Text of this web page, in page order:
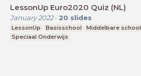
LessonUp Euro2020 Quiz (NL)
January 2022- 20 slides
LessonUp Basisschool Middelbare school
Speciaal Onderwijs